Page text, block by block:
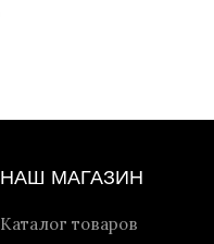
НАШ МАГАЗИН
Каталог товаров